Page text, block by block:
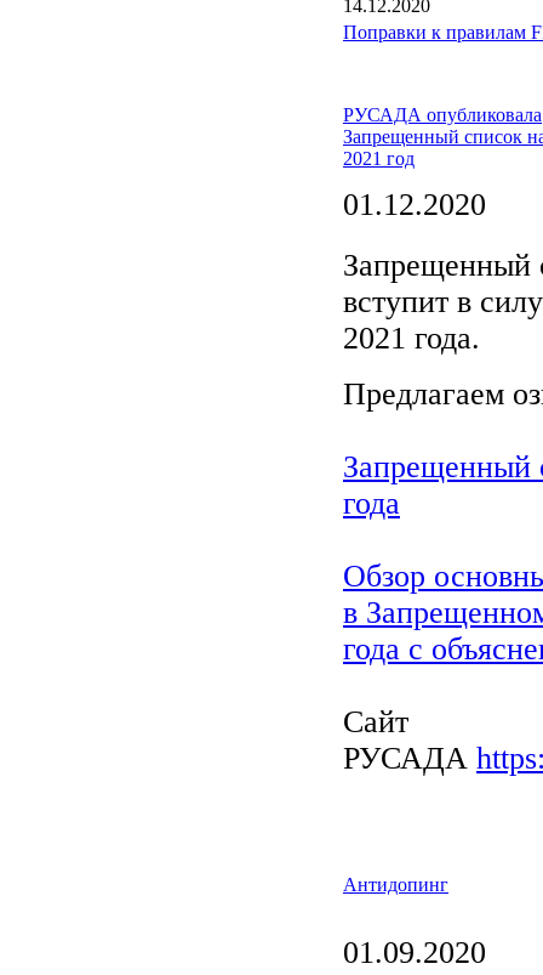
14.12.2020
Поправки к правилам
РУСАДА опубликовала
Запрещенный список
2021 год
01.12.2020
Запрещенный
вступит в
2021 года.
Предлагаем
Запрещенный
года
Обзор
в
года с
Сайт
РУСАДА
Антидопинг
01.09.2020